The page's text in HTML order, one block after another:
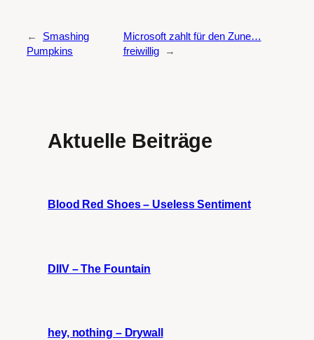
←
Smashing
Pumpkins
Microsoft zahlt für den Zune…
freiwillig
→
Aktuelle Beiträge
Blood Red Shoes – Useless Sentiment
DIIV – The Fountain
hey, nothing – Drywall